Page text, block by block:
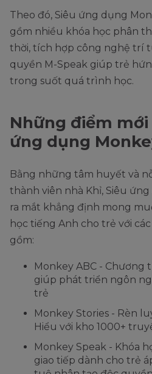
Theo đó, Siêu ứng dụng
gồm nhiều khóa học phân
thời, tích hợp công nghệ trí
quyền M-Speak giúp trẻ
trong suốt quá trình học.
Những điểm
ứng dụng
Bằng những tâm huyết và
thành viên nhà Khỉ, Siêu
ra mắt khẳng định mong
học tiếng Anh cho trẻ với
gồm:
Monkey ABC - Chương
giúp phát triển ngôn
trẻ
Monkey Stories - Rèn
Hiểu với kho 1000+
Monkey Speak - Khóa
giao tiếp dành cho trẻ